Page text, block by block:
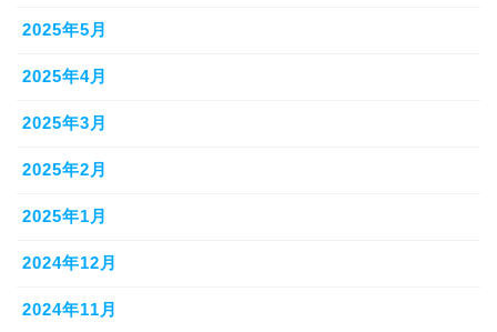
2025年5月
2025年4月
2025年3月
2025年2月
2025年1月
2024年12月
2024年11月